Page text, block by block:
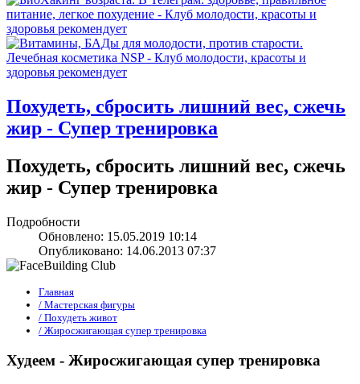
Похудеть, сбросить лишний вес, сжечь
жир - Супер тренировка
Похудеть, сбросить лишний вес, сжечь
жир - Супер тренировка
Подробности
Обновлено: 15.05.2019 10:14
Опубликовано: 14.06.2013 07:37
Главная
/ Мастерская фигуры
/ Похудеть живот
/ Жиросжигающая супер тренировка
Худеем - Жиросжигающая супер тренировка